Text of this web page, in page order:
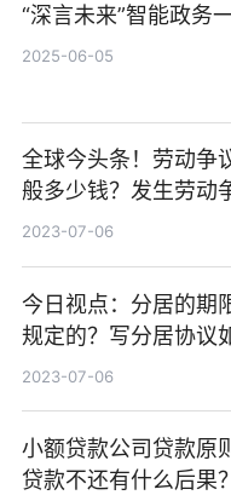
“深言未来”智能政务
2025-06-05
全球今头条！劳动争
般多少钱？发生劳动
工资？
2023-07-06
今日视点：分居的期
规定的？写分居协议
效？
2023-07-06
小额贷款公司贷款原
贷款不还有什么后果？